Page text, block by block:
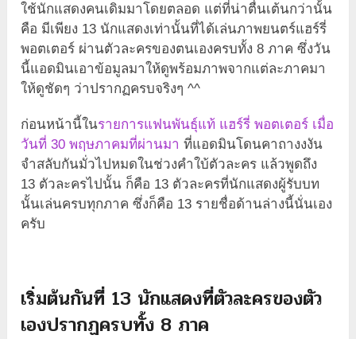
ใช้นักแสดงคนเดิมมาโดยตลอด แต่ที่น่าตื่นเต้นกว่านั้น
คือ มีเพียง 13 นักแสดงเท่านั้นที่ได้เล่นภาพยนตร์แฮร์รี่
พอตเตอร์ ผ่านตัวละครของตนเองครบทั้ง 8 ภาค ซึ่งวัน
นี้แอดมินเอาข้อมูลมาให้ดูพร้อมภาพจากแต่ละภาคมา
ให้ดูชัดๆ ว่าปรากฏครบจริงๆ ^^
ก่อนหน้านี้ในรายการแฟนพันธุ์แท้ แฮร์รี่ พอตเตอร์ เมื่อ
วันที่ 30 พฤษภาคมที่ผ่านมา ที่แอดมินโดนคาถางงงัน
จำสลับกันมั่วไปหมดในช่วงคำใบ้ตัวละคร แล้วพูดถึง
13 ตัวละครไปนั้น ก็คือ 13 ตัวละครที่นักแสดงผู้รับบท
นั้นเล่นครบทุกภาค ซึ่งก็คือ 13 รายชื่อด้านล่างนี้นั่นเอง
ครับ
เริ่มต้นกันที่ 13 นักแสดงที่ตัวละครของตัว
เองปรากฏครบทั้ง 8 ภาค